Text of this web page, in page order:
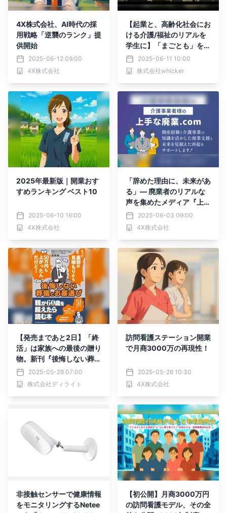
4X株式会社、AI時代の採
用戦略「逆襲のランク」提
供開始
2025-06-12 09:00
4X株式会社
【起業と、高齢化社会にお
ける介護/福祉のリアルを
学生に】「まごとも」を展
開する学生起業家の山本智
一が、京都橘大学で特別講
師として登壇！
2025-06-11 10:00
株式会社whicker
2025年最新版｜開業おす
すめランキング ベスト10
2025-06-10 16:00
4X株式会社
「辞めた理由に、未来があ
る」— 廃業者のリアルな
声を集めたメディア『上手
な廃業.com』を4X株式会
社が正式ローンチ
2025-06-03 09:00
4X株式会社
【発売まであと2日】「終
活」は家族への最後の贈り
物。新刊『後悔しない葬儀
とお墓選び』5月30日発
売、エンディングノート活
用法と家族会議のすすめ
2025-05-28 07:00
株式会社ディライト
訪問看護ステーション開業
で月商3000万の再現性！
2025-05-26 10:30
4X株式会社
非接触センサーで健康情報
をモニタリングするNetee
【初公開】月商3000万円
の訪問看護モデル、その全